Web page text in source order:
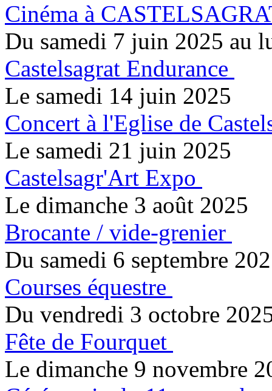
Cinéma à
Du samedi 7 juin 2025 au
Castelsagrat Endurance
Le samedi 14 juin 2025
Concert à l'Eglise de
Le samedi 21 juin 2025
Castelsagr'Art Expo
Le dimanche 3 août 2025
Brocante / vide-grenier
Du samedi 6 septembre
Courses équestre
Du vendredi 3 octobre
Fête de Fourquet
Le dimanche 9 novembre